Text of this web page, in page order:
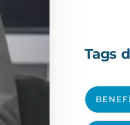
Tags